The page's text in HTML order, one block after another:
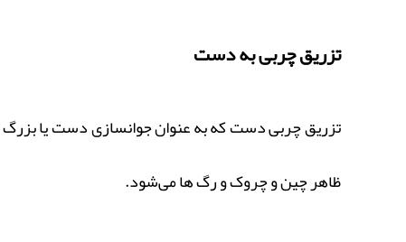
تزریق چربی به دست
تزریق چربی دست که به عنوان جوانسازی دست یا
ظاهر چین و چروک و رگ ها می‌شود.